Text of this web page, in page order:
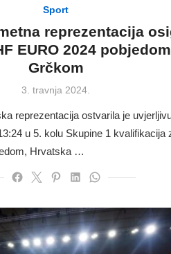
Sport
reprezentacija
EURO 2024
Grčkom
Posted
3. travnja 2024.
reprezentacija ostvarila je
u 5. kolu Skupine 1 kvalifikacija
Hrvatska …